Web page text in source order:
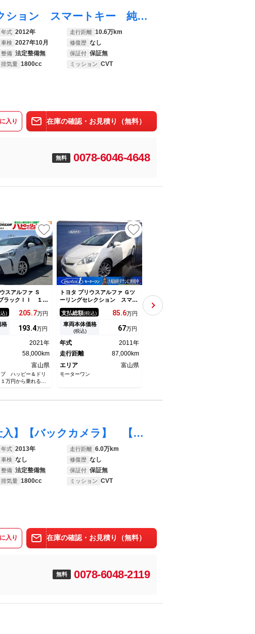
プリウスアルファ Ｓツーリングセレクション スマートキー 純正ＳＤナビ フルセグ バックカメラ ＥＴＣ ＬＥＤヘッドライト フロントフォグライト ヘッドライトウォッシャー １７インチ純正アルミ オートエアコン 横滑り防止装置 Ｂｌｕｅｔｏｏｔｈ
年式 2012年 走行距離 10.6万km
車検 2027年10月 修復歴 なし
整備 法定整備無 保証付 保証無
排気量 1800cc ミッション CVT
入り 在庫の確認・お見積り（無料）
無料 0078-6046-4648
ウスアルファ Ｓ
ラックＩＩ １オ
ト７認定中古
セグナビ バック
ートキー 衝突軽
オートライト オ
ォグライト 純
レコ ＥＴＣ
) 205.7万円
格
193.4万円
2021年
58,000km
富山県
プ ハッピー＆ドリ
万円から乗れる！
トヨタ プリウスアルファ Ｇツ
ーリングセレクション スマー
トキー 純正ＨＤＤナビ フル
セグＴＶ Ｂｌｕｅｔｏｏｔ
ｈ Ｂカメラ クリアランスソ
ナー クルコン ＥＴＣ ＵＳ
純正１７ＡＷ ＨＩＤライト
中古スタッドレスＡＷ４本付
支払総額(税込) 85.6万円
車両本体価格
(税込) 67万円
年式
2011年
走行距離
87,000km
エリア
富山県
モーターワン
【禁煙】【関西仕入】【バック
カメラ】 【メモリーナビ／ワ
ンセグＴＶ／ＡＵＸ】【スマー
支払総額
プリウスアルファ Ｓ【禁煙】【関西仕入】【バックカメラ】 【メモリーナビ／ワンセグＴＶ／ＡＵＸ】【スマートキー／プッシュスタート／盗難防止装置】【横滑り防止装置】【オートエアコン】【ヘッドライトレベライザー】
年式 2013年 走行距離 6.0万km
車検 なし 修復歴 なし
整備 法定整備無 保証付 保証無
排気量 1800cc ミッション CVT
入り 在庫の確認・お見積り（無料）
無料 0078-6048-2119